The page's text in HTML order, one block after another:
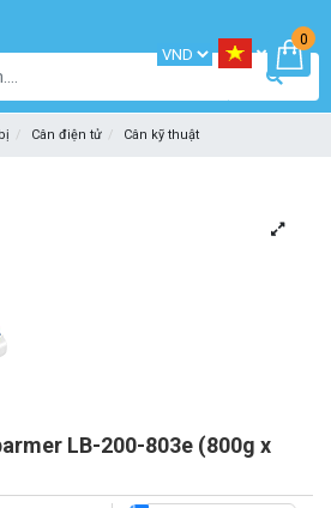
0
Cân điện tử Cân kỹ thuật
LB-200-803e (800g x